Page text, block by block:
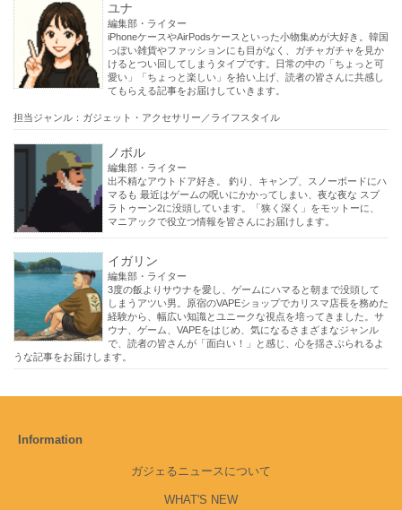
ユナ
編集部・ライター
iPhoneケースやAirPodsケースといった小物集めが大好き。韓国
っぽい雑貨やファッションにも目がなく、ガチャガチャを見か
けるとつい回してしまうタイプです。日常の中の「ちょっと可
愛い」「ちょっと楽しい」を拾い上げ、読者の皆さんに共感し
てもらえる記事をお届けしていきます。
担当ジャンル：ガジェット・アクセサリー／ライフスタイル
ノボル
編集部・ライター
出不精なアウトドア好き。 釣り、キャンプ、スノーボードにハ
マるも 最近はゲームの呪いにかかってしまい、夜な夜な スプ
ラトゥーン2に没頭しています。「狭く深く」をモットーに、
マニアックで役立つ情報を皆さんにお届けします。
イガリン
編集部・ライター
3度の飯よりサウナを愛し、ゲームにハマると朝まで没頭して
しまうアツい男。原宿のVAPEショップでカリスマ店長を務めた
経験から、幅広い知識とユニークな視点を培ってきました。サ
ウナ、ゲーム、VAPEをはじめ、気になるさまざまなジャンル
で、読者の皆さんが「面白い！」と感じ、心を揺さぶられるよ
うな記事をお届けします。
Information
ガジェるニュースについて
WHAT'S NEW